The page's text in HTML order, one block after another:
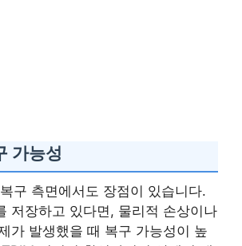
가능성
구 측면에서도 장점이 있습니다.
저장하고 있다면, 물리적 손상이나
가 발생했을 때 복구 가능성이 높